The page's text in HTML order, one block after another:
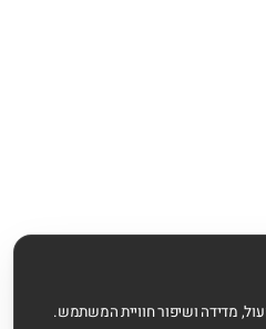
מדידה ושיפור חוויית המשתמש.